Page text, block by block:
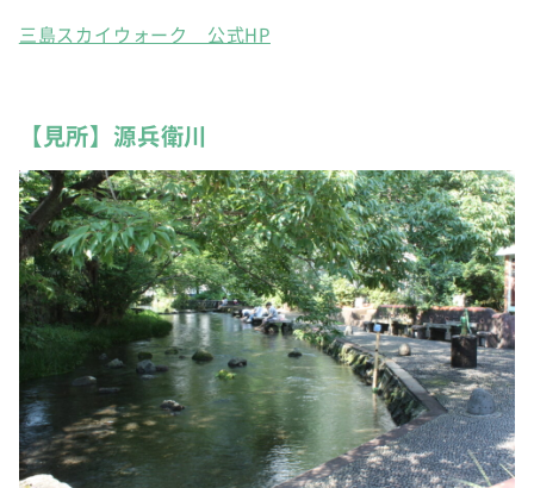
三島スカイウォーク 公式HP
【見所】源兵衛川